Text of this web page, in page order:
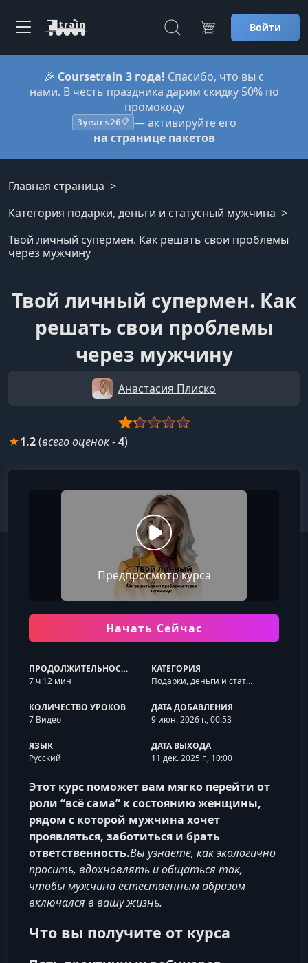
Войти
🎉 Coursetrain 3 года! Спасибо, что вы с
нами. В честь праздника дарим скидку 50% по
промокоду
3years26📋 — активируйте его
на странице пакетов
Главная страница
Категория подарки, деньги и статусный мужчина
Твой личный супермен. Как решать свои проблемы
через мужчину
Твой личный супермен. Как
решать свои проблемы
через мужчину
Анастасия Плиско
★1.2(всего оценок-4)
Предпросмотр курса
Начать Сейчас
ПРОДОЛЖИТЕЛЬНОСТЬ
7 ч 12 мин
КАТЕГОРИЯ
Подарки, деньги и статусный мужчина
КОЛИЧЕСТВО УРОКОВ
7 Видео
ДАТА ДОБАВЛЕНИЯ
9 июн. 2026 г., 00:53
ЯЗЫК
Русский
ДАТА ВЫХОДА
11 дек. 2025 г., 10:00
Этот курс поможет вам мягко перейти от
роли “всё сама” к состоянию женщины,
рядом с которой мужчина хочет
проявляться, заботиться и брать
ответственность.Вы узнаете, как экологично
просить, вдохновлять и общаться так,
чтобы мужчина естественным образом
включался в вашу жизнь.
Что вы получите от курса